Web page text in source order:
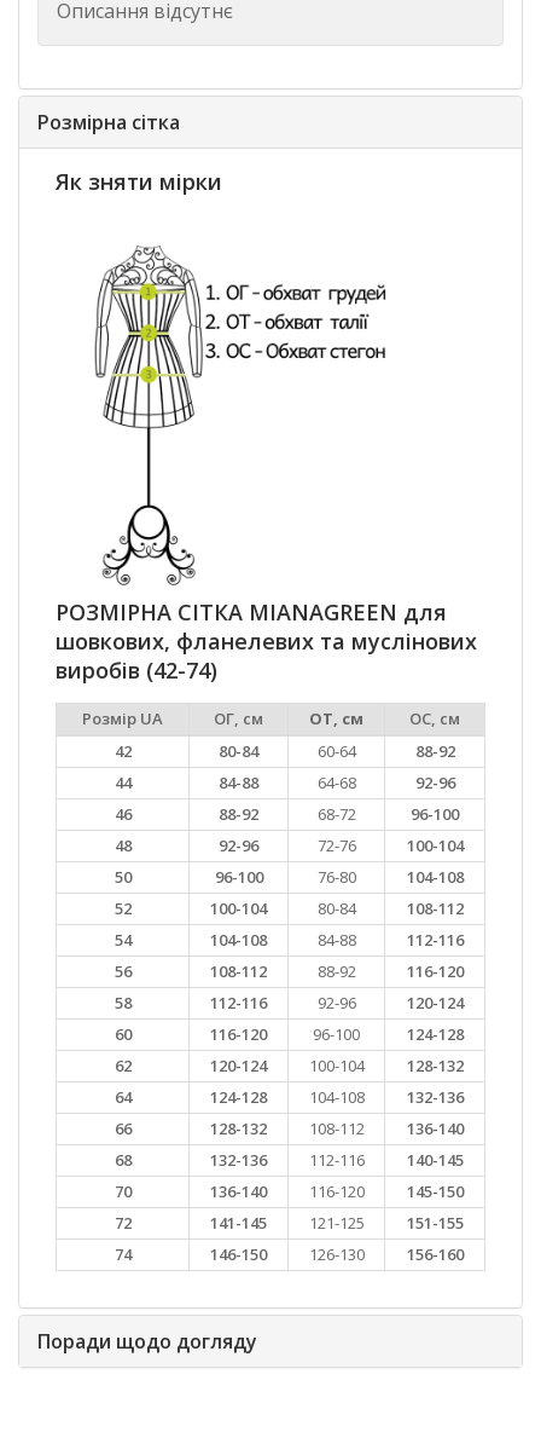
Описання відсутнє
Розмірна сітка
Як зняти мірки
РОЗМІРНА СІТКА MIANAGREEN для
шовкових, фланелевих та муслінових
виробів (42-74)
Розмір UA ОГ, см ОТ, см
ОС, см
42
80-84 60-64
88-92
44
84-88 64-68
92-96
46
88-92 68-72
96-100
48
92-96 72-76
100-104
50
96-100 76-80
104-108
52
100-104 80-84
108-112
54
104-108 84-88
112-116
56
108-112 88-92
116-120
58
112-116 92-96
120-124
60
116-120 96-100
124-128
62
120-124 100-104
128-132
64
124-128 104-108
132-136
66
128-132 108-112
136-140
68
132-136 112-116
140-145
70
136-140 116-120
145-150
72
141-145 121-125
151-155
74
146-150 126-130 156-160
Поради щодо догляду